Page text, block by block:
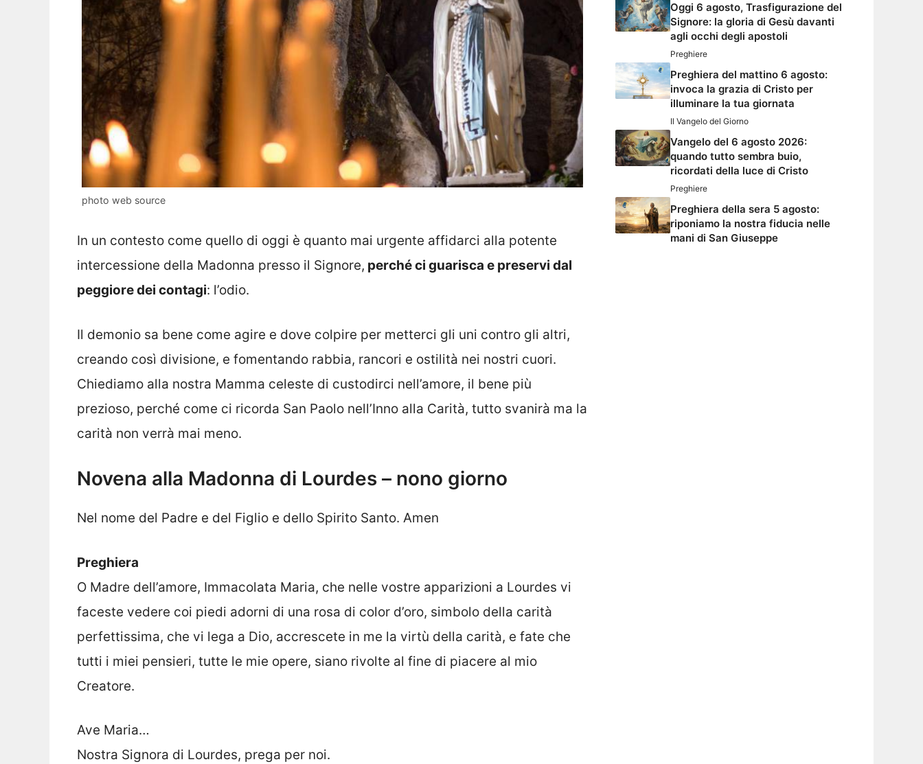
photo web source
In un contesto come quello di oggi è quanto mai urgente affidarci alla potente
intercessione della Madonna presso il Signore, perché ci guarisca e preservi dal
peggiore dei contagi: l’odio.
Il demonio sa bene come agire e dove colpire per metterci gli uni contro gli altri,
creando così divisione, e fomentando rabbia, rancori e ostilità nei nostri cuori.
Chiediamo alla nostra Mamma celeste di custodirci nell’amore, il bene più
prezioso, perché come ci ricorda San Paolo nell’Inno alla Carità, tutto svanirà ma la
carità non verrà mai meno.
Novena alla Madonna di Lourdes – nono giorno
Nel nome del Padre e del Figlio e dello Spirito Santo. Amen
Preghiera
O Madre dell’amore, Immacolata Maria, che nelle vostre apparizioni a Lourdes vi
faceste vedere coi piedi adorni di una rosa di color d’oro, simbolo della carità
perfettissima, che vi lega a Dio, accrescete in me la virtù della carità, e fate che
tutti i miei pensieri, tutte le mie opere, siano rivolte al fine di piacere al mio
Creatore.
Ave Maria…
Nostra Signora di Lourdes, prega per noi.
Oggi 6 agosto, Trasfigurazione del
Signore: la gloria di Gesù davanti
agli occhi degli apostoli
Preghiere
Preghiera del mattino 6 agosto:
invoca la grazia di Cristo per
illuminare la tua giornata
Il Vangelo del Giorno
Vangelo del 6 agosto 2026:
quando tutto sembra buio,
ricordati della luce di Cristo
Preghiere
Preghiera della sera 5 agosto:
riponiamo la nostra fiducia nelle
mani di San Giuseppe